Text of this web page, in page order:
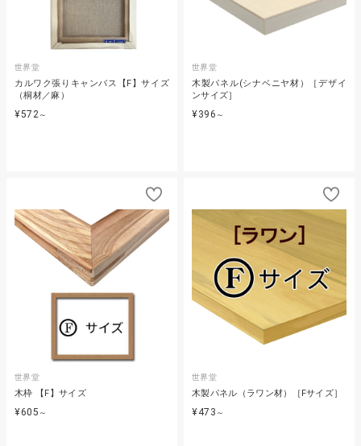
世界堂
カルワク張りキャンバス【F】サイズ
（桐材／麻）
¥572～
世界堂
木製パネル(シナベニヤ材）［デザイ
ンサイズ］
¥396 ～
世界堂
木枠 【F】サイズ
¥605 ～
世界堂
木製パネル（ラワン材）［Fサイズ］
¥473 ～